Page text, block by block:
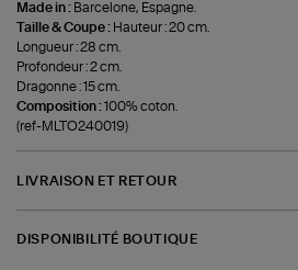
Made in : Barcelone, Espagne.
Taille & Coupe : Hauteur : 20 cm.
Longueur : 28 cm.
Profondeur : 2 cm.
Dragonne : 15 cm.
Composition :100% coton.
(ref-MLTO240019)
LIVRAISON ET RETOUR
DISPONIBILITÉ BOUTIQUE